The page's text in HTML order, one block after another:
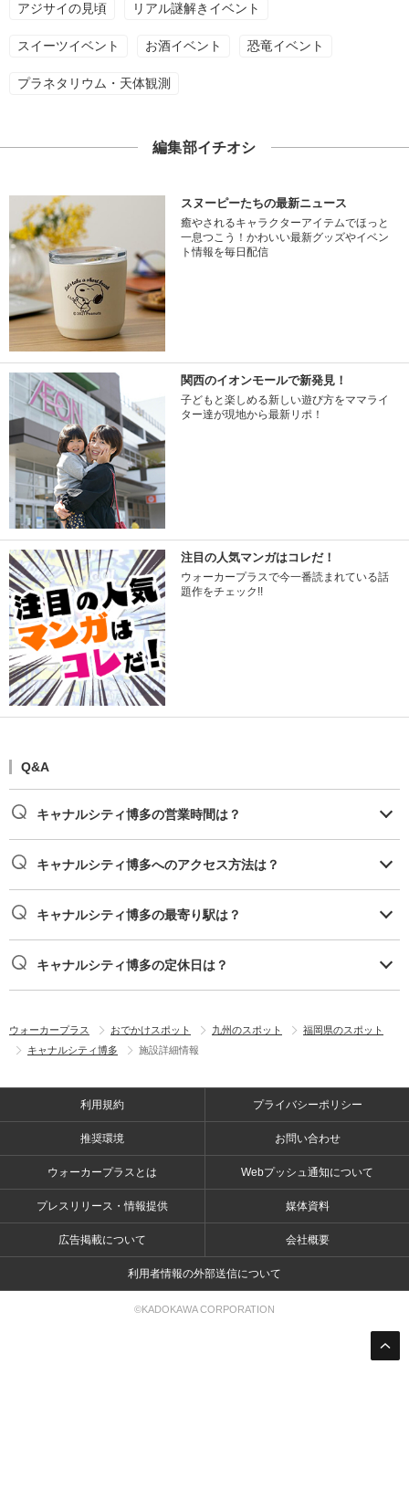
アジサイの見頃 リアル謎解きイベント
スイーツイベント お酒イベント 恐竜イベント
プラネタリウム・天体観測
編集部イチオシ
スヌーピーたちの最新ニュース
癒やされるキャラクターアイテムでほっと
一息つこう！かわいい最新グッズやイベン
ト情報を毎日配信
関西のイオンモールで新発見！
子どもと楽しめる新しい遊び方をママライ
ター達が現地から最新リポ！
注目の人気マンガはコレだ！
ウォーカープラスで今一番読まれている話
題作をチェック!!
Q&A
キャナルシティ博多の営業時間は？
キャナルシティ博多へのアクセス方法は？
キャナルシティ博多の最寄り駅は？
キャナルシティ博多の定休日は？
ウォーカープラス おでかけスポット 九州のスポット
福岡県のスポット
キャナルシティ博多
施設詳細情報
利用規約 プライバシーポリシー
推奨環境 お問い合わせ
ウォーカープラスとは Webプッシュ通知について
プレスリリース・情報提供 媒体資料
広告掲載について 会社概要
利用者情報の外部送信について
©KADOKAWA CORPORATION